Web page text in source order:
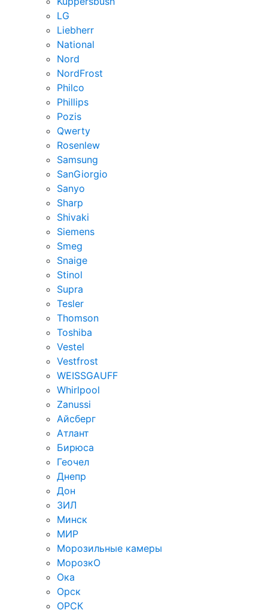
LG
Liebherr
National
Nord
NordFrost
Philco
Phillips
Pozis
Qwerty
Rosenlew
Samsung
SanGiorgio
Sanyo
Sharp
Shivaki
Siemens
Smeg
Snaige
Stinol
Supra
Tesler
Thomson
Toshiba
Vestel
Vestfrost
WEISSGAUFF
Whirlpool
Zanussi
Айсберг
Атлант
Бирюса
Геочел
Днепр
Дон
ЗИЛ
Минск
МИР
Морозильные камеры
МорозкО
Ока
Орск
ОРСК